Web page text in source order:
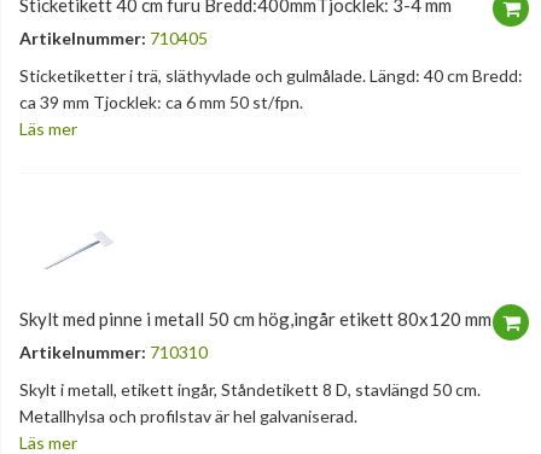
Sticketikett 40 cm furu Bredd:400mmTjocklek: 3-4 mm
Artikelnummer: 710405
Sticketiketter i trä, släthyvlade och gulmålade. Längd: 40 cm Bredd:
ca 39 mm Tjocklek: ca 6 mm 50 st/fpn.
Läs mer
Skylt med pinne i metall 50 cm hög,ingår etikett 80x120 mm
Artikelnummer: 710310
Skylt i metall, etikett ingår, Ståndetikett 8 D, stavlängd 50 cm.
Metallhylsa och profilstav är hel galvaniserad.
Läs mer